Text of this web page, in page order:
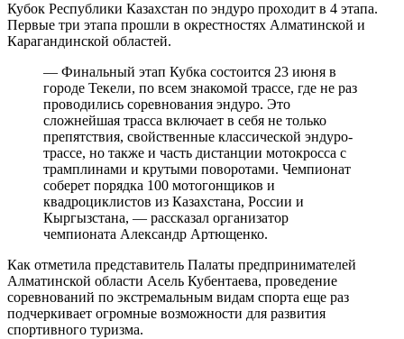
Кубок Республики Казахстан по эндуро проходит в 4 этапа.
Первые три этапа прошли в окрестностях Алматинской и
Карагандинской областей.
— Финальный этап Кубка состоится 23 июня в
городе Текели, по всем знакомой трассе, где не раз
проводились соревнования эндуро. Это
сложнейшая трасса включает в себя не только
препятствия, свойственные классической эндуро-
трассе, но также и часть дистанции мотокросса с
трамплинами и крутыми поворотами. Чемпионат
соберет порядка 100 мотогонщиков и
квадроциклистов из Казахстана, России и
Кыргызстана, — рассказал организатор
чемпионата Александр Артющенко.
Как отметила представитель Палаты предпринимателей
Алматинской области Асель Кубентаева, проведение
соревнований по экстремальным видам спорта еще раз
подчеркивает огромные возможности для развития
спортивного туризма.